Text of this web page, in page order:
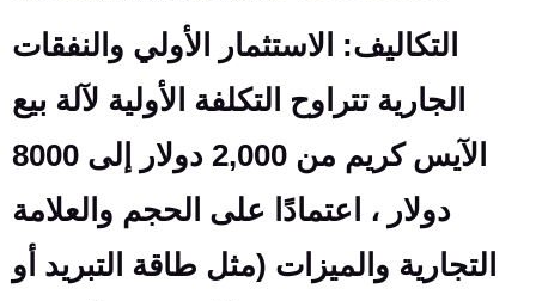
التكاليف: الاستثمار الأولي والنفقات
الجارية تتراوح التكلفة الأولية لآلة بيع
الآيس كريم من 2,000 دولار إلى 8000
دولار ، اعتمادًا على الحجم والعلامة
التجارية والميزات (مثل طاقة التبريد أو